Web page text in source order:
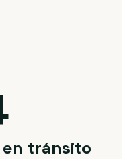
en tránsito